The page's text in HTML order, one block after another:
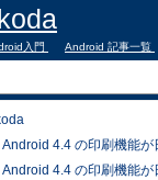
入門 Android 記事一覧
4.4 の印刷機能が
4.4 の印刷機能